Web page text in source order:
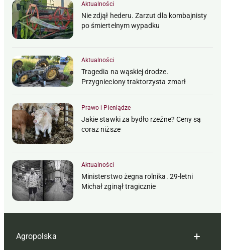
Aktualności
Nie zdjął hederu. Zarzut dla kombajnisty
po śmiertelnym wypadku
Aktualności
Tragedia na wąskiej drodze.
Przygnieciony traktorzysta zmarł
Prawo i Pieniądze
Jakie stawki za bydło rzeźne? Ceny są
coraz niższe
Aktualności
Ministerstwo żegna rolnika. 29-letni
Michał zginął tragicznie
Agropolska